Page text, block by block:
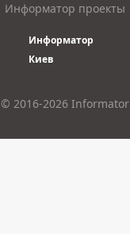
Информатор проекты
Информатор
Киев
© 2016-2026 Informator